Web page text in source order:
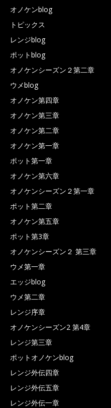
オノケンblog
トピックス
レンジblog
ポットblog
オノケンシーズン２第二章
ウメblog
オノケン第四章
オノケン第三章
オノケン第二章
オノケン第一章
ポット第一章
オノケン第六章
オノケンシーズン２第一章
ポット第二章
オノケン第五章
ポット第3章
オノケンシーズン２ 第三章
ウメ第一章
エッジblog
ウメ第二章
レンジ序章
オノケンシーズン2 第4章
レンジ第三章
ポットオノケンblog
レンジ外伝四章
レンジ外伝五章
レンジ外伝一章